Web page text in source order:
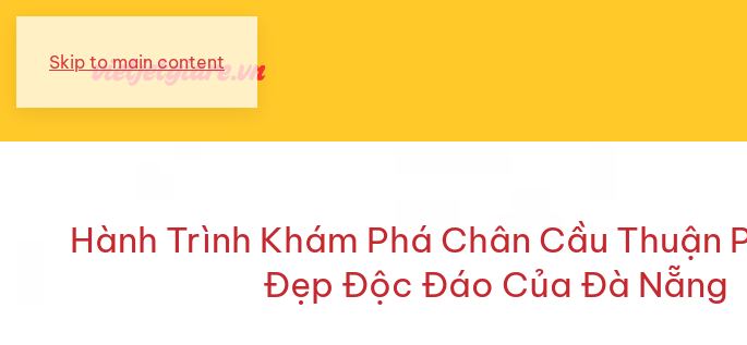
Skip to main content
Hành Trình Khám Phá Chân Cầu Thuận
Đẹp Độc Đáo Của Đà Nẵng